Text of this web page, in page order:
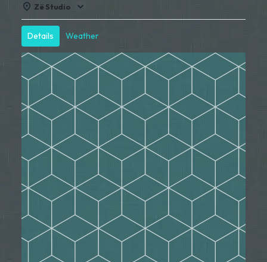
Zë Studio
Details Weather